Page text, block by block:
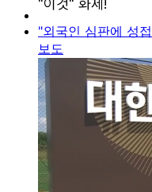
"외국인 심판에 성
보도